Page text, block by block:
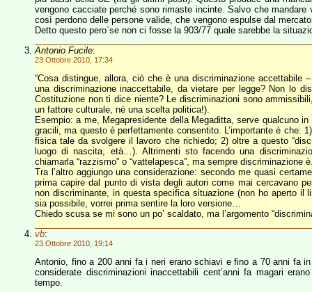
vengono cacciate perché sono rimaste incinte. Salvo che
così perdono delle persone valide, che vengono espulse dal
Detto questo pero`se non ci fosse la 903/77 quale sarebbe la
Antonio Fucile:
23 Ottobre 2010, 17:34
“Cosa distingue, allora, ciò che è una discriminazione accettabile
una discriminazione inaccettabile, da vietare per legge? Non lo
Costituzione non ti dice niente? Le discriminazioni sono
un fattore culturale, nè una scelta politica!).
Esempio: a me, Megapresidente della Megaditta, serve qualcuno
gracili, ma questo è perfettamente consentito. L’importante è che:
fisica tale da svolgere il lavoro che richiedo; 2) oltre a questo
luogo di nascita, età…). Altrimenti sto facendo una
chiamarla “razzismo” o “vattelapesca”, ma sempre discriminazione
Tra l’altro aggiungo una considerazione: secondo me quasi
prima capire dal punto di vista degli autori come mai cercavano
non discriminante, in questa specifica situazione (non ho aperto il
sia possibile, vorrei prima sentire la loro versione…
Chiedo scusa se mi sono un po’ scaldato, ma l’argomento
vb:
23 Ottobre 2010, 19:14
Antonio, fino a 200 anni fa i neri erano schiavi e fino a 70 anni fa
considerate discriminazioni inaccettabili cent’anni fa magari
tempo.